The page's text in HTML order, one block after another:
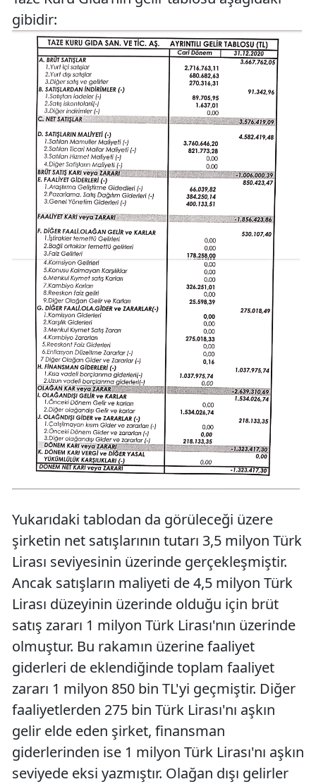
gibidir:
Yukarıdaki tablodan da görüleceği üzere
şirketin net satışlarının tutarı 3,5 milyon Türk
Lirası seviyesinin üzerinde gerçekleşmiştir.
Ancak satışların maliyeti de 4,5 milyon Türk
Lirası düzeyinin üzerinde olduğu için brüt
satış zararı 1 milyon Türk Lirası'nın üzerinde
olmuştur. Bu rakamın üzerine faaliyet
giderleri de eklendiğinde toplam faaliyet
zararı 1 milyon 850 bin TL'yi geçmiştir. Diğer
faaliyetlerden 275 bin Türk Lirası'nı aşkın
gelir elde eden şirket, finansman
giderlerinden ise 1 milyon Türk Lirası'nı aşkın
seviyede eksi yazmıştır. Olağan dışı gelirler